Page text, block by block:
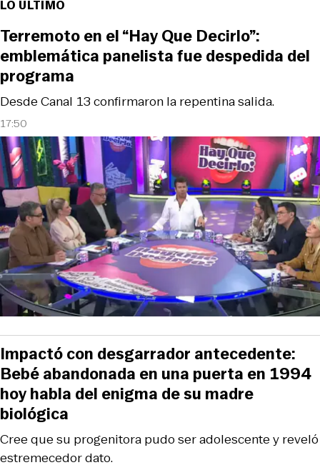
LO ÚLTIMO
17:50
Desde Canal 13 confirmaron la repentina salida.
Terremoto en el “Hay Que Decirlo”:
emblemática panelista fue despedida del
programa
Cree que su progenitora pudo ser adolescente y reveló
estremecedor dato.
Impactó con desgarrador antecedente:
Bebé abandonada en una puerta en 1994
hoy habla del enigma de su madre
biológica